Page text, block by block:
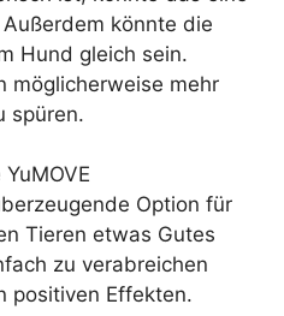
könnte die
Hund gleich sein.
möglicherweise mehr
spüren.
Option für
Tieren etwas Gutes
zu verabreichen
positiven Effekten.